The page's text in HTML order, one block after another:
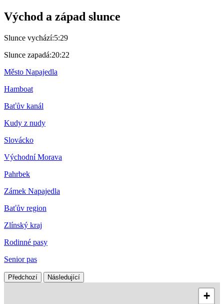
Východ a západ slunce
Slunce vychází:5:29
Slunce zapadá:20:22
Město Napajedla
Hamboat
Baťův kanál
Kudy z nudy
Slovácko
Východní Morava
Pahrbek
Zámek Napajedla
Baťův region
Zlínský kraj
Rodinné pasy
Senior pas
Předchozí Následující
+